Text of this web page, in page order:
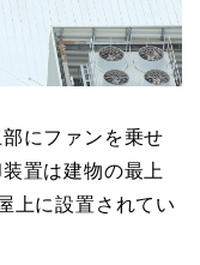
にファンを乗せ
置は建物の最上
上に設置されてい